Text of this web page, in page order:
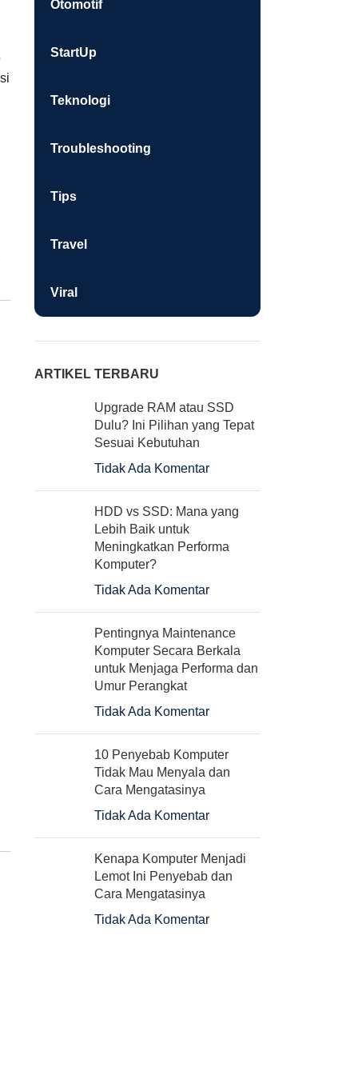
Otomotif
StartUp
Teknologi
Troubleshooting
Tips
Travel
Viral
ARTIKEL TERBARU
Upgrade RAM atau SSD
Dulu? Ini Pilihan yang Tepat
Sesuai Kebutuhan
Tidak Ada Komentar
HDD vs SSD: Mana yang
Lebih Baik untuk
Meningkatkan Performa
Komputer?
Tidak Ada Komentar
Pentingnya Maintenance
Komputer Secara Berkala
untuk Menjaga Performa dan
Umur Perangkat
Tidak Ada Komentar
10 Penyebab Komputer
Tidak Mau Menyala dan
Cara Mengatasinya
Tidak Ada Komentar
Kenapa Komputer Menjadi
Lemot Ini Penyebab dan
Cara Mengatasinya
Tidak Ada Komentar